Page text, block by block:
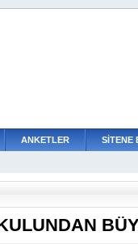
ANKETLER SİTENE